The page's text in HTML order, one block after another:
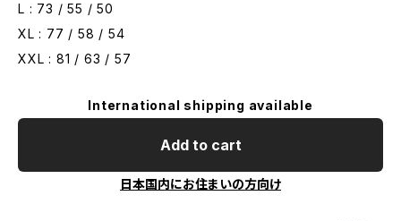
L : 73 / 55 / 50
XL : 77 / 58 / 54
XXL : 81 / 63 / 57
International shipping available
Add to cart
日本国内にお住まいの方向け